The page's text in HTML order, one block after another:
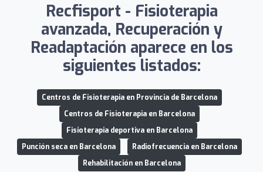
Recfisport - Fisioterapia
avanzada, Recuperación y
Readaptación aparece en los
siguientes listados:
Centros de Fisioterapia en Provincia de Barcelona
Centros de Fisioterapia en Barcelona
Fisioterapia deportiva en Barcelona
Punción seca en Barcelona
Radiofrecuencia en Barcelona
Rehabilitación en Barcelona